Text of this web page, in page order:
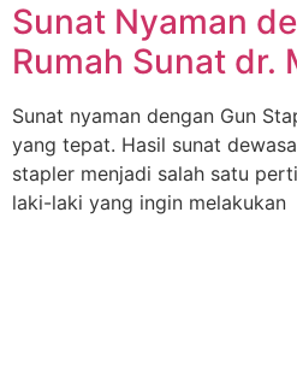
Sunat Nyaman
Rumah Sunat dr.
Sunat nyaman dengan Gun
yang tepat. Hasil sunat
stapler menjadi salah satu
laki-laki yang ingin melakukan